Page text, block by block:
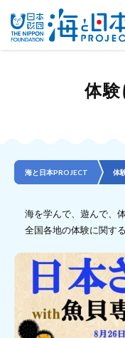
体
海と日本PROJECT 体
海を学んで、遊んで、
全国各地の体験に関す